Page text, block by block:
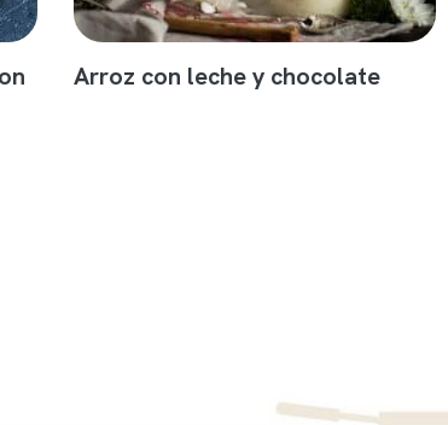
Arroz con leche y chocolate